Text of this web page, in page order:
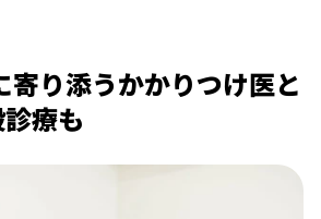
り添うかかりつけ医と
療も